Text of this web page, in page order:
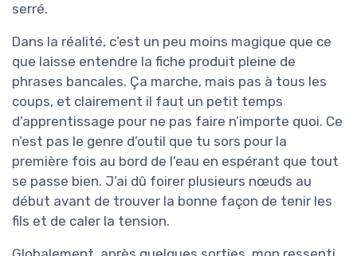
serré.
Dans la réalité, c’est un peu moins magique que ce
que laisse entendre la fiche produit pleine de
phrases bancales. Ça marche, mais pas à tous les
coups, et clairement il faut un petit temps
d’apprentissage pour ne pas faire n’importe quoi. Ce
n’est pas le genre d’outil que tu sors pour la
première fois au bord de l’eau en espérant que tout
se passe bien. J’ai dû foirer plusieurs nœuds au
début avant de trouver la bonne façon de tenir les
fils et de caler la tension.